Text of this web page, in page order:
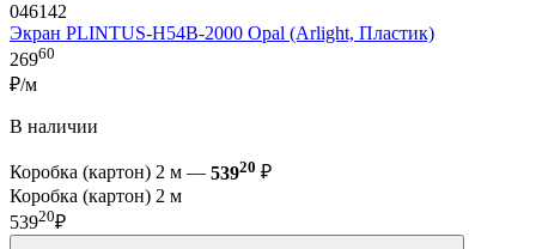
046142
Экран PLINTUS-H54B-2000 Opal (Arlight, Пластик)
26960
₽/м
В наличии
Коробка (картон) 2 м — 53920 ₽
Коробка (картон) 2 м
53920₽